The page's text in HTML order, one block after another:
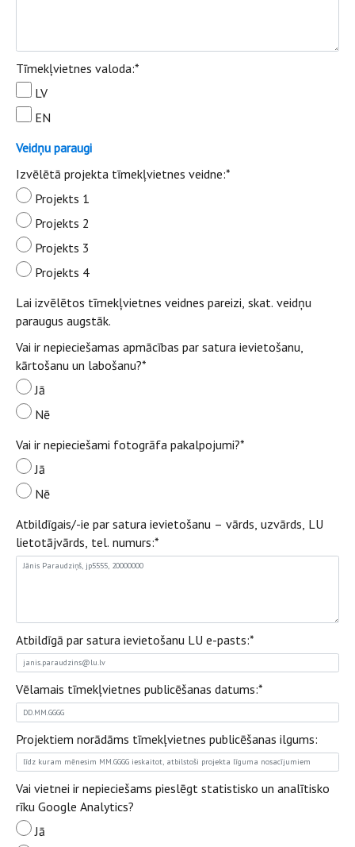
Tīmekļvietnes valoda:*
LV
EN
Veidņu paraugi
Izvēlētā projekta tīmekļvietnes veidne:*
Projekts 1
Projekts 2
Projekts 3
Projekts 4
Lai izvēlētos tīmekļvietnes veidnes pareizi, skat. veidņu
paraugus augstāk.
Vai ir nepieciešamas apmācības par satura ievietošanu,
kārtošanu un labošanu?*
Jā
Nē
Vai ir nepieciešami fotogrāfa pakalpojumi?*
Jā
Nē
Atbildīgais/-ie par satura ievietošanu – vārds, uzvārds, LU
lietotājvārds, tel. numurs:*
Atbildīgā par satura ievietošanu LU e-pasts:*
Vēlamais tīmekļvietnes publicēšanas datums:*
Projektiem norādāms tīmekļvietnes publicēšanas ilgums:
Vai vietnei ir nepieciešams pieslēgt statistisko un analītisko
rīku Google Analytics?
Jā